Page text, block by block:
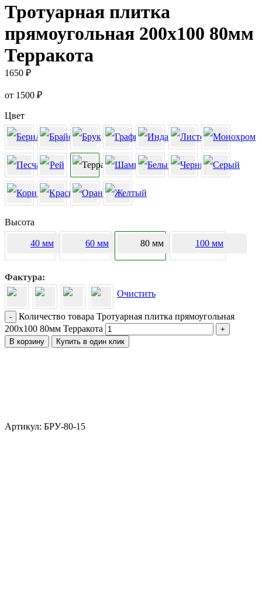
Тротуарная плитка
прямоугольная 200х100 80мм
Терракота
1650 ₽
от 1500 ₽
Цвет
Высота
40 мм 60 мм 80 мм 100 мм
Фактура
Очистить
-
Количество товара Тротуарная плитка прямоугольная
200х100 80мм Терракота
+
В корзину
Купить в один клик
Артикул: БРУ-80-15